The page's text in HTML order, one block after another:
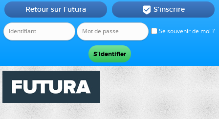
Se souvenir de moi ?
Retour sur Futura  S'inscrire